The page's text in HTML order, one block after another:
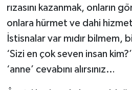
rızasını kazanmak, onların
onlara hürmet ve dahi
İstisnalar var mıdır bilmem,
‘Sizi en çok seven insan
‘anne’ cevabını alırsınız…